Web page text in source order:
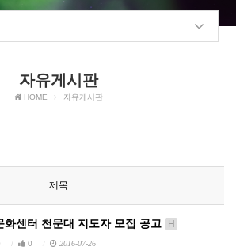
자유게시판
HOME 자유게시판
제목
화센터 천문대 지도자 모집 공고 H
0 2016-07-26